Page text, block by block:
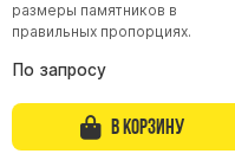
размеры памятников в
правильных пропорциях.
По запросу
В корзину